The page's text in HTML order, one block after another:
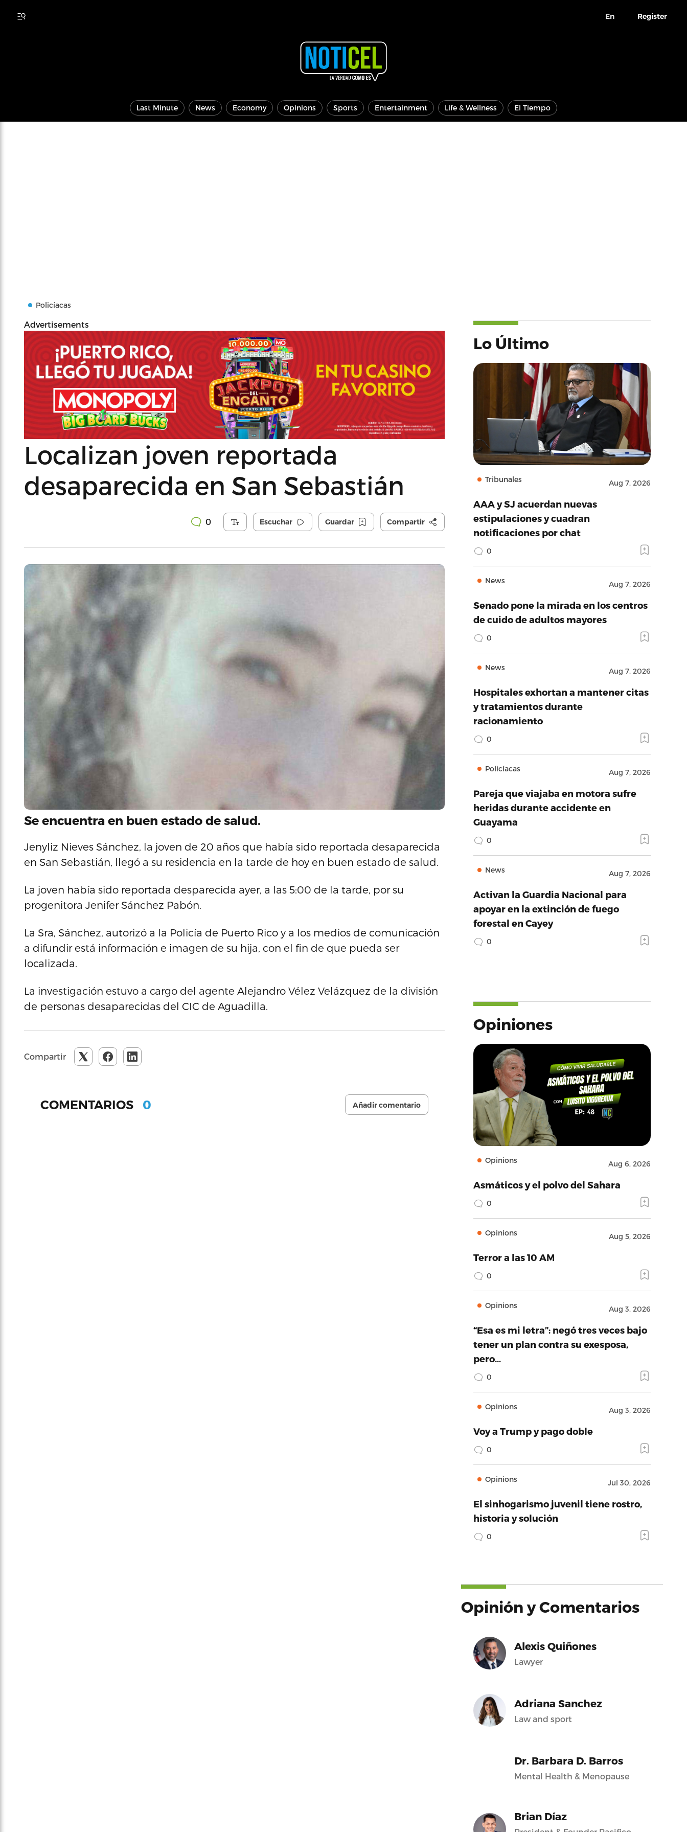
En Register
Last Minute News Economy Opinions Sports Entertainment Life & Wellness El Tiempo
Policíacas
Advertisements
Localizan joven reportada
desaparecida en San Sebastián
0 Escuchar Guardar Compartir
Se encuentra en buen estado de salud.
Jenyliz Nieves Sánchez, la joven de 20 años que había sido reportada desaparecida
en San Sebastián, llegó a su residencia en la tarde de hoy en buen estado de salud.
La joven había sido reportada desparecida ayer, a las 5:00 de la tarde, por su
progenitora Jenifer Sánchez Pabón.
La Sra, Sánchez, autorizó a la Policía de Puerto Rico y a los medios de comunicación
a difundir está información e imagen de su hija, con el fin de que pueda ser
localizada.
La investigación estuvo a cargo del agente Alejandro Vélez Velázquez de la división
de personas desaparecidas del CIC de Aguadilla.
Compartir
COMENTARIOS 0 Añadir comentario
Lo Último
Tribunales Aug 7, 2026
AAA y SJ acuerdan nuevas
estipulaciones y cuadran
notificaciones por chat
0
News Aug 7, 2026
Senado pone la mirada en los centros
de cuido de adultos mayores
0
News Aug 7, 2026
Hospitales exhortan a mantener citas
y tratamientos durante
racionamiento
0
Policíacas Aug 7, 2026
Pareja que viajaba en motora sufre
heridas durante accidente en
Guayama
0
News Aug 7, 2026
Activan la Guardia Nacional para
apoyar en la extinción de fuego
forestal en Cayey
0
Opiniones
Opinions Aug 6, 2026
Asmáticos y el polvo del Sahara
0
Opinions Aug 5, 2026
Terror a las 10 AM
0
Opinions Aug 3, 2026
“Esa es mi letra”: negó tres veces bajo
tener un plan contra su exesposa,
pero…
0
Opinions Aug 3, 2026
Voy a Trump y pago doble
0
Opinions Jul 30, 2026
El sinhogarismo juvenil tiene rostro,
historia y solución
0
Opinión y Comentarios
Alexis Quiñones
Lawyer
Adriana Sanchez
Law and sport
Dr. Barbara D. Barros
Mental Health & Menopause
Brian Díaz